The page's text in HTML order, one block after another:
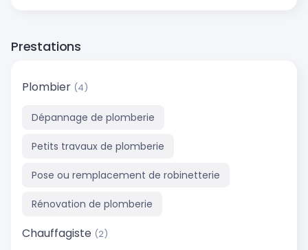
Prestations
Plombier (4)
Dépannage de plomberie
Petits travaux de plomberie
Pose ou remplacement de robinetterie
Rénovation de plomberie
Chauffagiste (2)